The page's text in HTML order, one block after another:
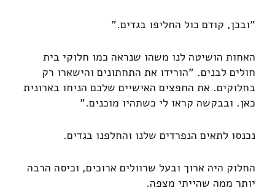
"ובכן, קודם כול החליפו בגדים."
האחות הושיטה לנו משהו שנראה כמו חלוקי בית
חולים לבנים. "הורידו את התחתונים והישארו רק
בחלוקים. את החפצים האישיים שלכם הניחו בארונית
כאן. ובבקשה קראו לי כשתהיו מוכנים."
נכנסו לתאים הנפרדים שלנו והחלפנו בגדים.
החלוק היה ארוך ובעל שרוולים ארוכים, וכיסה הרבה
יותר ממה שהייתי מצפה.